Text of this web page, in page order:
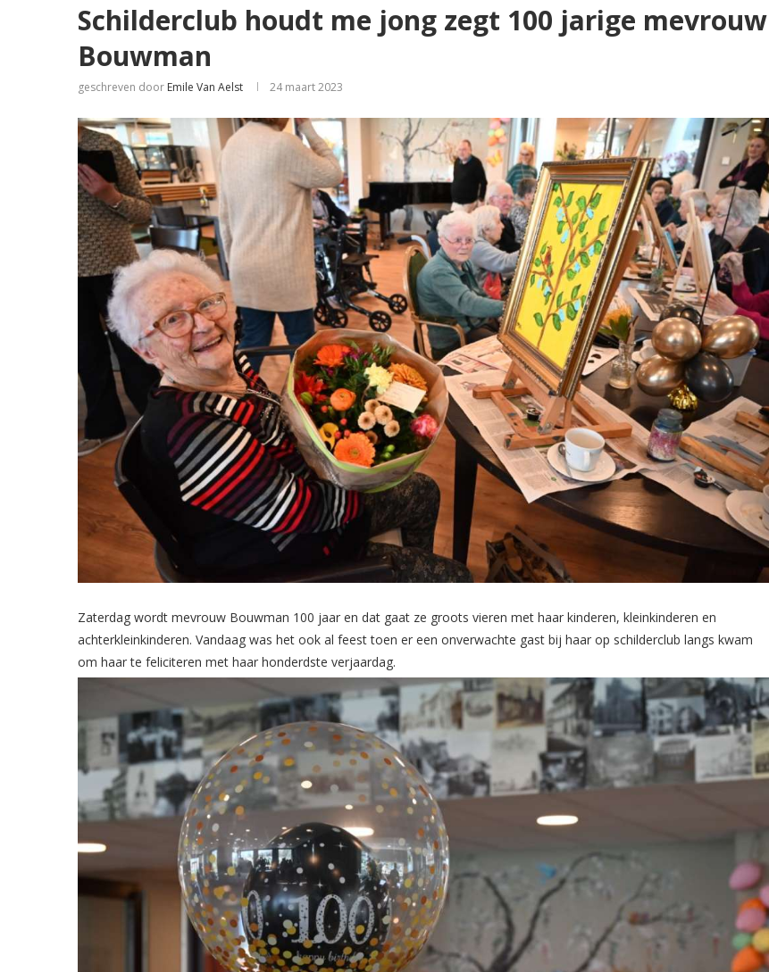
Schilderclub houdt me jong zegt 100 jarige mevrouw
Bouwman
geschreven door Emile Van Aelst 24 maart 2023
Zaterdag wordt mevrouw Bouwman 100 jaar en dat gaat ze groots vieren met haar kinderen, kleinkinderen en
achterkleinkinderen. Vandaag was het ook al feest toen er een onverwachte gast bij haar op schilderclub langs kwam
om haar te feliciteren met haar honderdste verjaardag.